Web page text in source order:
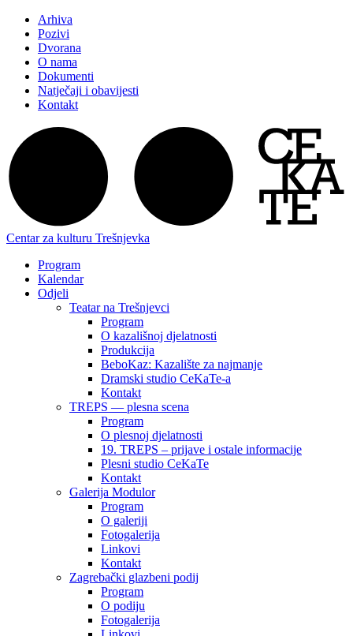
Arhiva
Pozivi
Dvorana
O nama
Dokumenti
Natječaji i obavijesti
Kontakt
Centar za kulturu Trešnjevka
Program
Kalendar
Odjeli
Teatar na Trešnjevci
Program
O kazališnoj djelatnosti
Produkcija
BeboKaz: Kazalište za najmanje
Dramski studio CeKaTe-a
Kontakt
TREPS — plesna scena
Program
O plesnoj djelatnosti
19. TREPS – prijave i ostale informacije
Plesni studio CeKaTe
Kontakt
Galerija Modulor
Program
O galeriji
Fotogalerija
Linkovi
Kontakt
Zagrebački glazbeni podij
Program
O podiju
Fotogalerija